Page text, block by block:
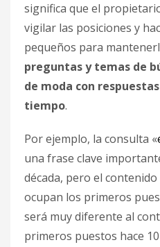
significa que el
vigilar las posiciones y
pequeños para
preguntas y temas de
de moda con
tiempo.
Por ejemplo, la consulta «
una frase clave
década, pero el
ocupan los primeros
será muy diferente al
primeros puestos hace